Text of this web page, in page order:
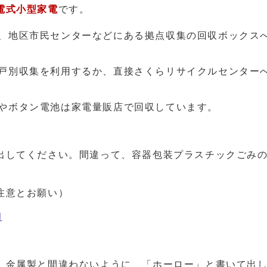
式小型家電です。
地区市民センターなどにある拠点収集の回収ボックス
別収集を利用するか、直接さくらリサイクルセンター
タン電池は家電量販店で回収しています。
してください。間違って、容器包装プラスチックごみ
とお願い）
金属製と間違わないように、「ホーロー」と書いて出